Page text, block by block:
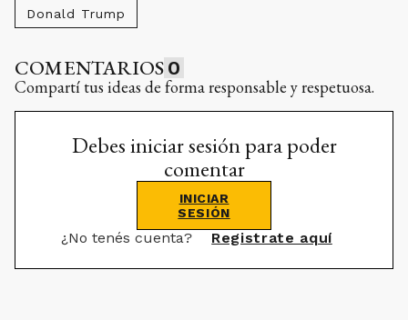
Donald Trump
COMENTARIOS 0
Compartí tus ideas de forma responsable y respetuosa.
Debes iniciar sesión para poder
comentar
INICIAR
SESIÓN
¿No tenés cuenta? Registrate aquí